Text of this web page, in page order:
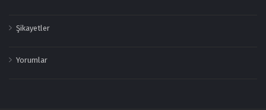
Şikayetler
Yorumlar